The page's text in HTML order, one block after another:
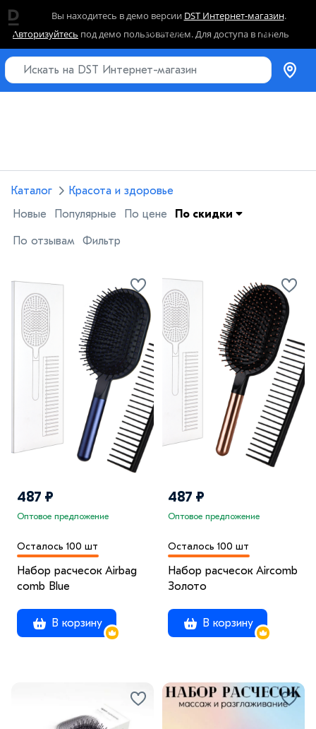
Вы находитесь в демо версии DST Интернет-магазин.
Авторизуйтесь под демо пользователем. Для доступа в панель
управления перейдите в разделзаявки на получение полного
доступа.
Расчески
Каталог
Красота и здоровье
Новые
Популярные По цене По скидки
По отзывам Фильтр
487 ₽
Оптовое предложение
Осталось 100 шт
Набор расчесок Airbag
comb Blue
В корзину
487 ₽
Оптовое предложение
Осталось 100 шт
Набор расчесок Aircomb
Золото
В корзину